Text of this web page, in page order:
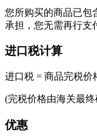
您所购买的商品已包
承担，您无需再行支
进口税计算
进口税 = 商品完税价
(完税价格由海关最
优惠